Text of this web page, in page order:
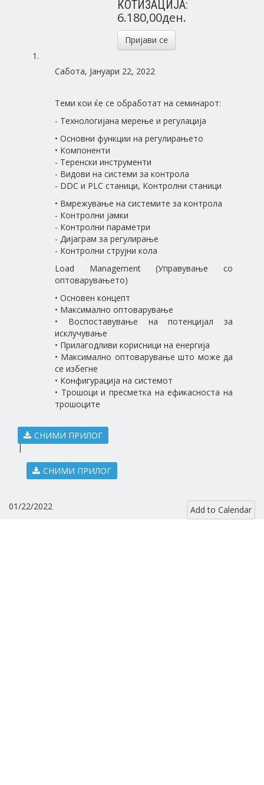
КОТИЗАЦИЈА:
6.180,00ден.
Пријави се
Сабота, Јануари 22, 2022
Теми кои ќе се обработат на семинарот:
- Технологијана мерење и регулација
• Основни функции на регулирањето
• Компоненти
- Теренски инструменти
- Видови на системи за контрола
- DDC и PLC станици, Контролни станици
• Вмрежување на системите за контрола
- Контролни јамки
- Контролни параметри
- Дијаграм за регулирање
- Контролни струјни кола
Load Management (Управување со
оптоварувањето)
• Основен концепт
• Максимално оптоварување
• Воспоставување на потенцијал за
исклучување
• Прилагодливи корисници на енергија
• Максимално оптоварување што може да
се избегне
• Конфигурација на системот
• Трошоци и пресметка на ефикасноста на
трошоците
СНИМИ ПРИЛОГ
|
СНИМИ ПРИЛОГ
01/22/2022 Add to Calendar